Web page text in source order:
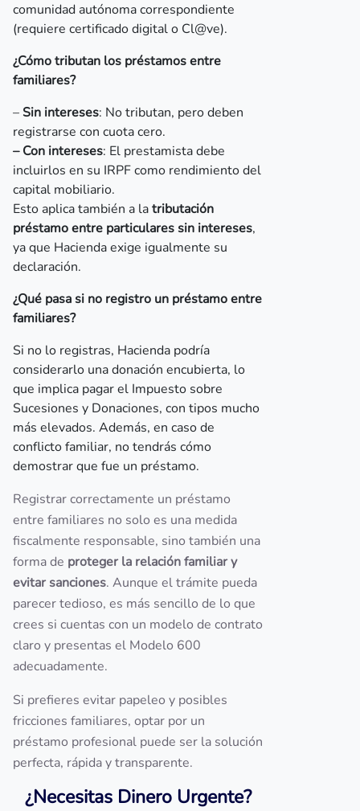
comunidad autónoma correspondiente
(requiere certificado digital o Cl@ve).
¿Cómo tributan los préstamos entre
familiares?
– Sin intereses: No tributan, pero deben
registrarse con cuota cero.
– Con intereses: El prestamista debe
incluirlos en su IRPF como rendimiento del
capital mobiliario.
Esto aplica también a latributación
préstamo entre particulares sin intereses,
ya que Hacienda exige igualmente su
declaración.
¿Qué pasa si no registro un préstamo entre
familiares?
Si no lo registras, Hacienda podría
considerarlo una donación encubierta, lo
que implica pagar el Impuesto sobre
Sucesiones y Donaciones, con tipos mucho
más elevados. Además, en caso de
conflicto familiar, no tendrás cómo
demostrar que fue un préstamo.
Registrar correctamente un préstamo
entre familiares no solo es una medida
fiscalmente responsable, sino también una
forma de proteger la relación familiar y
evitar sanciones. Aunque el trámite pueda
parecer tedioso, es más sencillo de lo que
crees si cuentas con un modelo de contrato
claro y presentas el Modelo 600
adecuadamente.
Si prefieres evitar papeleo y posibles
fricciones familiares, optar por un
préstamo profesional puede ser la solución
perfecta, rápida y transparente.
¿Necesitas Dinero Urgente?